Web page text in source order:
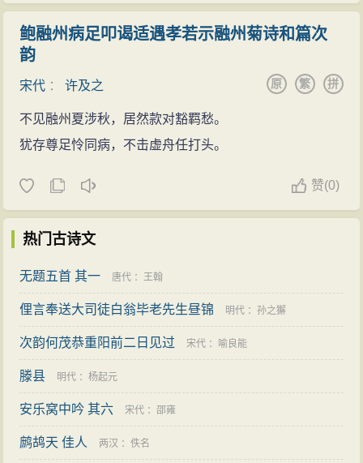
鲍融州病足叩谒适遇孝若示融州菊诗和篇次
韵
宋代 ：许及之 拼
繁
原
不见融州夏涉秋，居然款对豁羁愁。
犹存尊足怜同病，不击虚舟任打头。
赞(0)
热门古诗文
无题五首 其一 唐代 ：王翰
俚言奉送大司徒白翁毕老先生昼锦 明代 ：孙之獬
次韵何茂恭重阳前二日见过 宋代 ： 喻良能
滕县 明代 ：杨起元
安乐窝中吟 其六 宋代 ：邵雍
鹧鸪天 佳人 两汉 ：佚名